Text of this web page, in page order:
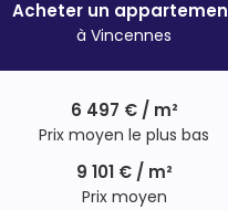
Acheter un
à Vincennes
6 497 € / m²
Prix moyen le plus bas
9 101 € / m²
Prix moyen